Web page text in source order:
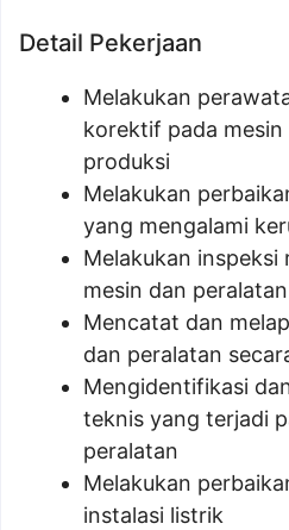
Detail Pekerjaan
Melakukan
korektif pada
produksi
Melakukan
yang mengalami
Melakukan
mesin dan peralatan
Mencatat dan
dan peralatan
Mengidentifikasi
teknis yang terjadi
peralatan
Melakukan
instalasi listrik